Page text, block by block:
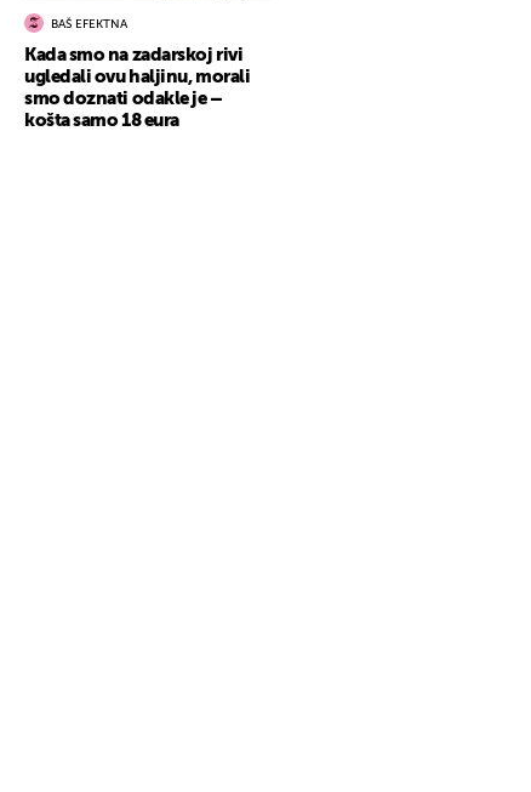
BAŠ EFEKTNA
Kada smo na zadarskoj rivi
ugledali ovu haljinu, morali
smo doznati odakle je –
košta samo 18 eura